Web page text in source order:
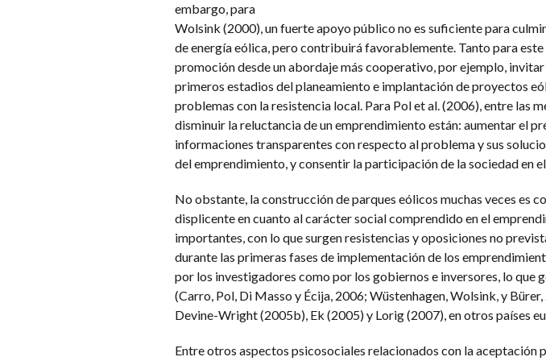
embargo, para
Wolsink (2000), un fuerte apoyo público no es suficiente para
de energía eólica, pero contribuirá favorablemente. Tanto para
promoción desde un abordaje más cooperativo, por ejemplo,
primeros estadios del planeamiento e implantación de proyectos
problemas con la resistencia local. Para Pol et al. (2006), entre las
disminuir la reluctancia de un emprendimiento están: aumentar el
informaciones transparentes con respecto al problema y sus
del emprendimiento, y consentir la participación de la sociedad en
No obstante, la construcción de parques eólicos muchas veces es
displicente en cuanto al carácter social comprendido en el
importantes, con lo que surgen resistencias y oposiciones no
durante las primeras fases de implementación de los
por los investigadores como por los gobiernos e inversores, lo que
(Carro, Pol, Di Masso y Écija, 2006; Wüstenhagen, Wolsink, y
Devine-Wright (2005b), Ek (2005) y Lorig (2007), en otros países
Entre otros aspectos psicosociales relacionados con la aceptación